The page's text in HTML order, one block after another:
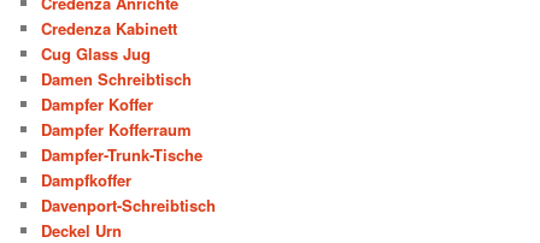
Credenza Kabinett
Cug Glass Jug
Damen Schreibtisch
Dampfer Koffer
Dampfer Kofferraum
Dampfer-Trunk-Tische
Dampfkoffer
Davenport-Schreibtisch
Deckel Urn